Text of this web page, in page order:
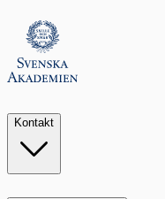
Kontakt